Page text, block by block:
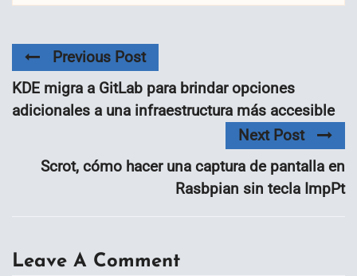
Previous Post
KDE migra a GitLab para brindar opciones
adicionales a una infraestructura más accesible
Next Post
Scrot, cómo hacer una captura de pantalla en
Rasbpian sin tecla ImpPt
Leave A Comment